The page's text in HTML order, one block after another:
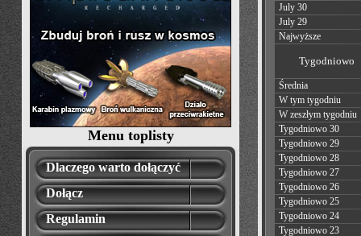
Menu toplisty
Dlaczego warto dołączyć
Dołącz
Regulamin
July 30
July 29
Najwyższe
Tygodniowo
Średnia
W tym tygodniu
W zeszłym tygodniu
Tygodniowo 30
Tygodniowo 29
Tygodniowo 28
Tygodniowo 27
Tygodniowo 26
Tygodniowo 25
Tygodniowo 24
Tygodniowo 23